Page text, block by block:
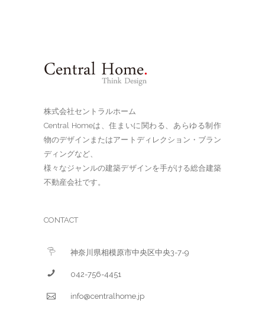
株式会社セントラルホーム
Central Homeは、住まいに関わる、あらゆる制作
物のデザインまたはアートディレクション・ブラン
ディングなど、
様々なジャンルの建築デザインを手がける総合建築
不動産会社です。
CONTACT
神奈川県相模原市中央区中央3-7-9
042-756-4451
info@centralhome.jp